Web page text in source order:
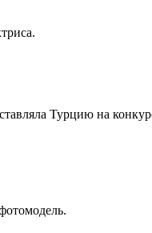
Турцию на